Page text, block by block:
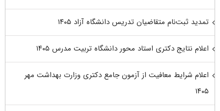
تمدید ثبت‌نام متقاضیان تدریس دانشگاه آزاد ۱۴۰۵
اعلام نتایج دکتری استاد محور دانشگاه تربیت مدرس ۱۴۰۵
اعلام شرایط معافیت از آزمون جامع دکتری وزارت بهداشت مهر
۱۴۰۵